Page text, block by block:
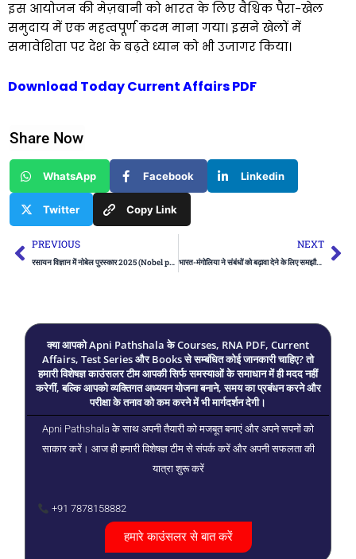
इस आयोजन की मेज़बानी को भारत के लिए वैश्विक पैरा-खेल
समुदाय में एक महत्वपूर्ण कदम माना गया। इसने खेलों में
समावेशिता पर देश के बढ़ते ध्यान को भी उजागर किया।
Download Today Current Affairs PDF
Share Now
WhatsApp Facebook Linkedin
Twitter Copy Link
Prev
PREVIOUS
रसायन विज्ञान में नोबेल पुरस्कार 2025 (Nobel prize in chemistry 2025) | UPSC
NEXT
भारत-मंगोलिया ने संबंधों को बढ़ावा देने के लिए समझौता ज्ञापनों पर हस्ताक्षर (India-Mongolia Sign MoUs to Boost Ties) | UPSC
क्या आपको Apni Pathshala के Courses, RNA PDF, Current
Affairs, Test Series और Books से सम्बंधित कोई जानकारी चाहिए? तो
हमारी विशेषज्ञ काउंसलर टीम आपकी सिर्फ समस्याओं के समाधान में ही मदद नहीं
करेगीं, बल्कि आपको व्यक्तिगत अध्ययन योजना बनाने, समय का प्रबंधन करने और
परीक्षा के तनाव को कम करने में भी मार्गदर्शन देगी।
Apni Pathshala के साथ अपनी तैयारी को मजबूत बनाएं और अपने सपनों को
साकार करें। आज ही हमारी विशेषज्ञ टीम से संपर्क करें और अपनी सफलता की
यात्रा शुरू करें
+91 7878158882
हमारे काउंसलर से बात करें